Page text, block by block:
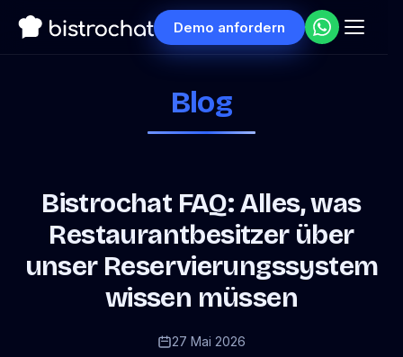
Demo anfordern
Blog
Bistrochat FAQ: Alles, was
Restaurantbesitzer über
unser Reservierungssystem
wissen müssen
27 Mai 2026